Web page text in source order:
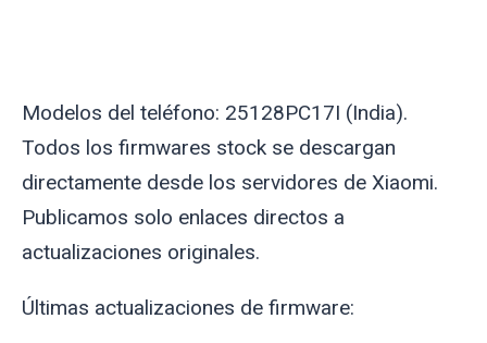
Modelos del teléfono: 25128PC17I (India).
Todos los firmwares stock se descargan
directamente desde los servidores de Xiaomi.
Publicamos solo enlaces directos a
actualizaciones originales.
Últimas actualizaciones de firmware: